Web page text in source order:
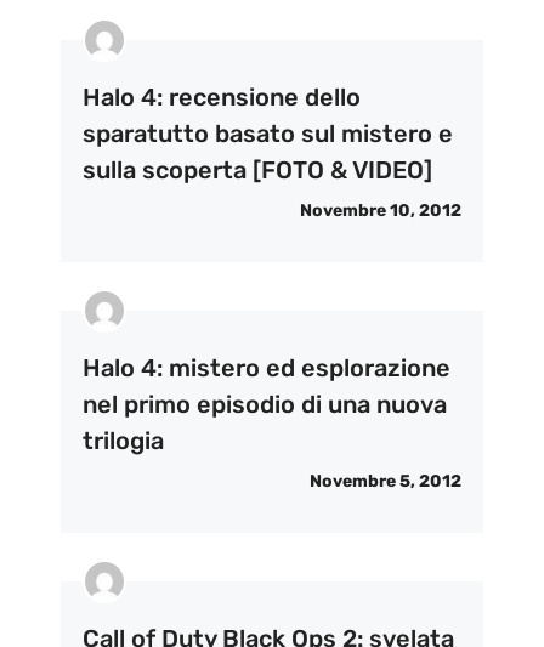
Halo 4: recensione dello
sparatutto basato sul mistero e
sulla scoperta [FOTO & VIDEO]
Novembre 10, 2012
Halo 4: mistero ed esplorazione
nel primo episodio di una nuova
trilogia
Novembre 5, 2012
Call of Duty Black Ops 2: svelata